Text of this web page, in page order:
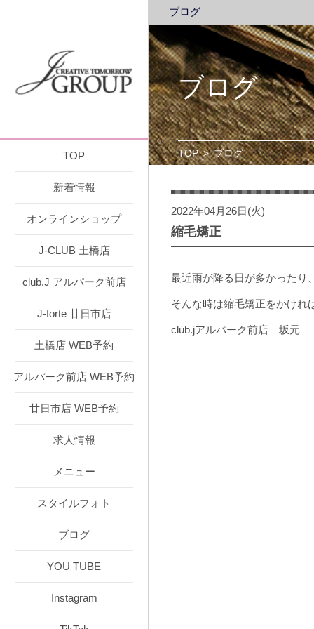
TOP
新着情報
オンラインショップ
J-CLUB 土橋店
club.J アルパーク前店
J-forte 廿日市店
土橋店 WEB予約
アルパーク前店 WEB予約
廿日市店 WEB予約
求人情報
メニュー
スタイルフォト
ブログ
YOU TUBE
Instagram
ブログ
ブログ
TOP>ブログ
2022年04月26日(火)
縮毛矯正
最近雨が降る日が多かったり
そんな時は縮毛矯正をかけれ
club.jアルパーク前店 坂元